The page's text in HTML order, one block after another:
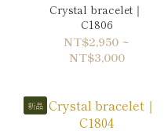
Crystal bracelet｜
C1806
NT$2,950 ~
NT$3,000
新品